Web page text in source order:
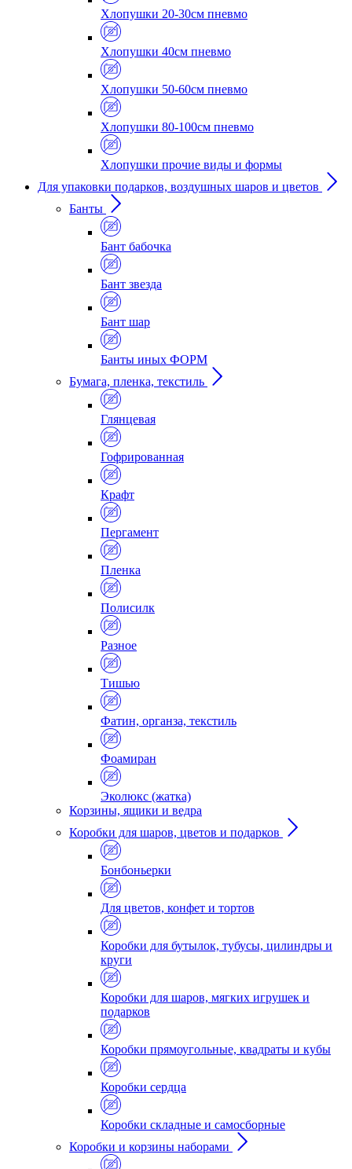
Хлопушки 20-30см пневмо
Хлопушки 40см пневмо
Хлопушки 50-60см пневмо
Хлопушки 80-100см пневмо
Хлопушки прочие виды и формы
Для упаковки подарков, воздушных шаров и цветов
Банты
Бант бабочка
Бант звезда
Бант шар
Банты иных ФОРМ
Бумага, пленка, текстиль
Глянцевая
Гофрированная
Крафт
Пергамент
Пленка
Полисилк
Разное
Тишью
Фатин, органза, текстиль
Фоамиран
Эколюкс (жатка)
Корзины, ящики и ведра
Коробки для шаров, цветов и подарков
Бонбоньерки
Для цветов, конфет и тортов
Коробки для бутылок, тубусы, цилиндры и
круги
Коробки для шаров, мягких игрушек и
подарков
Коробки прямоугольные, квадраты и кубы
Коробки сердца
Коробки складные и самосборные
Коробки и корзины наборами